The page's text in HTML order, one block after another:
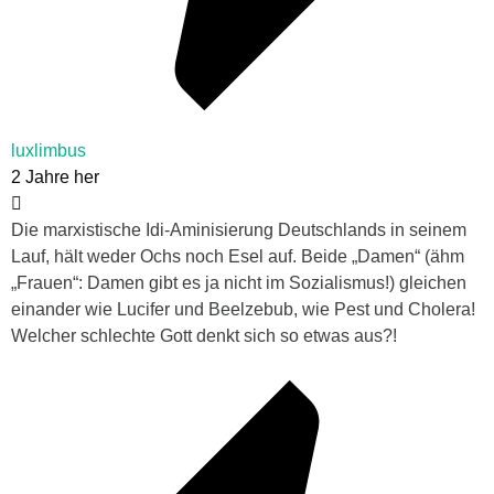
luxlimbus
2 Jahre her
Die marxistische Idi-Aminisierung Deutschlands in seinem
Lauf, hält weder Ochs noch Esel auf. Beide „Damen“ (ähm
„Frauen“: Damen gibt es ja nicht im Sozialismus!) gleichen
einander wie Lucifer und Beelzebub, wie Pest und Cholera!
Welcher schlechte Gott denkt sich so etwas aus?!